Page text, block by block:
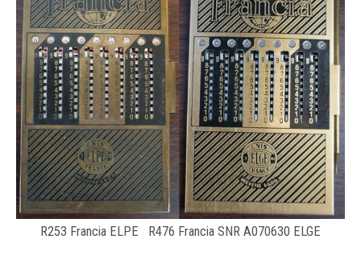
R253 Francia ELPE R476 Francia SNR A070630 ELGE